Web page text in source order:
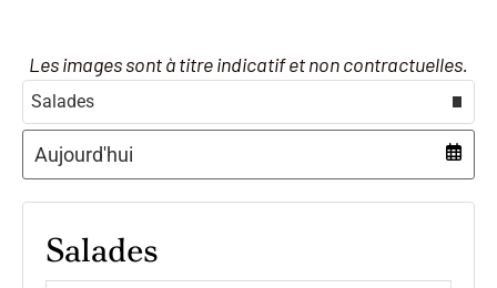
Les images sont à titre indicatif et non contractuelles.
Select menu
Date
Salades